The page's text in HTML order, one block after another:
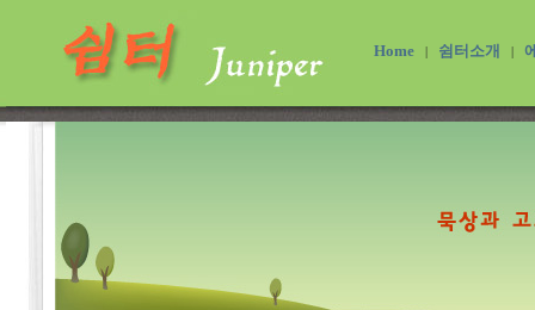
Home 쉼터소개